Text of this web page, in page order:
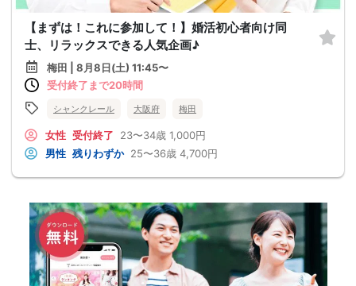
【まずは！これに参加して！】婚活初心者向け同
士、リラックスできる人気企画♪
梅田 | 8月8日(土) 11:45〜
受付終了まで20時間
シャンクレール 大阪府 梅田
女性 受付終了 23〜34歳 1,000円
男性 残りわずか 25〜36歳 4,700円